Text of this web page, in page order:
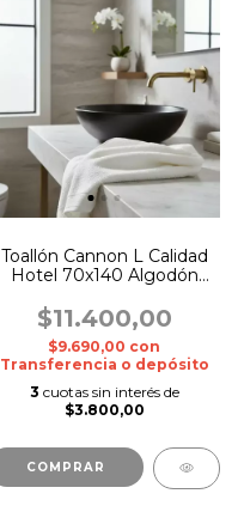
Toallón Cannon L Calidad
Hotel 70x140 Algodón
$11.400,00
$9.690,00 con
Transferencia o depósito
3 cuotas sin interés de
$3.800,00